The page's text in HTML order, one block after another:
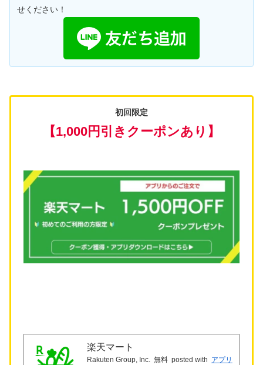
せください！
初回限定
【1,000円引きクーポンあり】
楽天マート
Rakuten Group, Inc. 無料 posted with アプリ